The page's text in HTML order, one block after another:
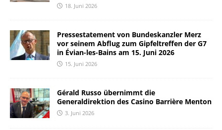
18. Juni 2026
Pressestatement von Bundeskanzler Merz
vor seinem Abflug zum Gipfeltreffen der G7
in Évian-les-Bains am 15. Juni 2026
15. Juni 2026
Gérald Russo übernimmt die
Generaldirektion des Casino Barrière Menton
3. Juni 2026